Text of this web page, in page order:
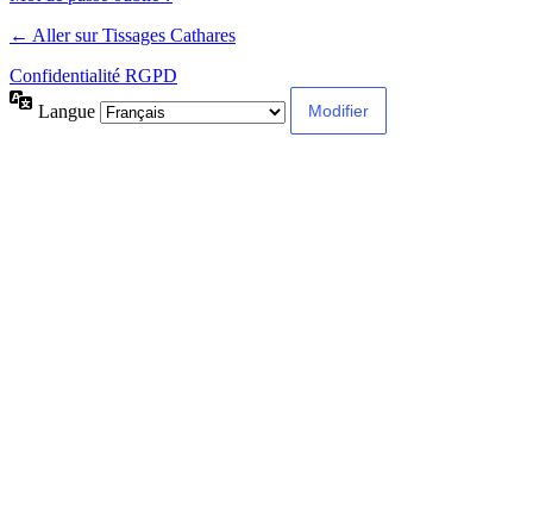
← Aller sur Tissages Cathares
Confidentialité RGPD
Langue